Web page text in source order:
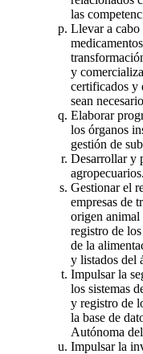
las
Llevar a
y
certificados y
sean
Elaborar
los órganos
gestión de
Desarrollar y
agropecuarios.
Gestionar el
empresas de
origen animal
registro de
de la
y listados del
Impulsar la
los sistemas
y registro de
la base de
Autónoma
Impulsar la